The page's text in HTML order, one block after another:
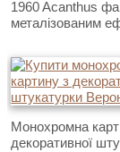
1960 Acanthus
металізованим
Монохромна
декоративної